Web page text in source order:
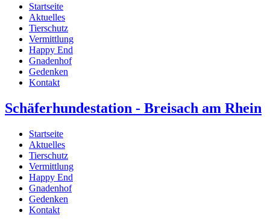
Startseite
Aktuelles
Tierschutz
Vermittlung
Happy End
Gnadenhof
Gedenken
Kontakt
Schäferhundestation - Breisach am Rhein
Startseite
Aktuelles
Tierschutz
Vermittlung
Happy End
Gnadenhof
Gedenken
Kontakt